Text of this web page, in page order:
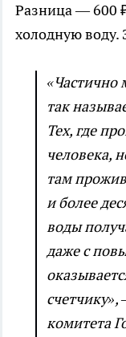
Разница — 600
холодную воду.
«Частично
так
Тех, где
человека,
там
и более
воды
даже с
комитета